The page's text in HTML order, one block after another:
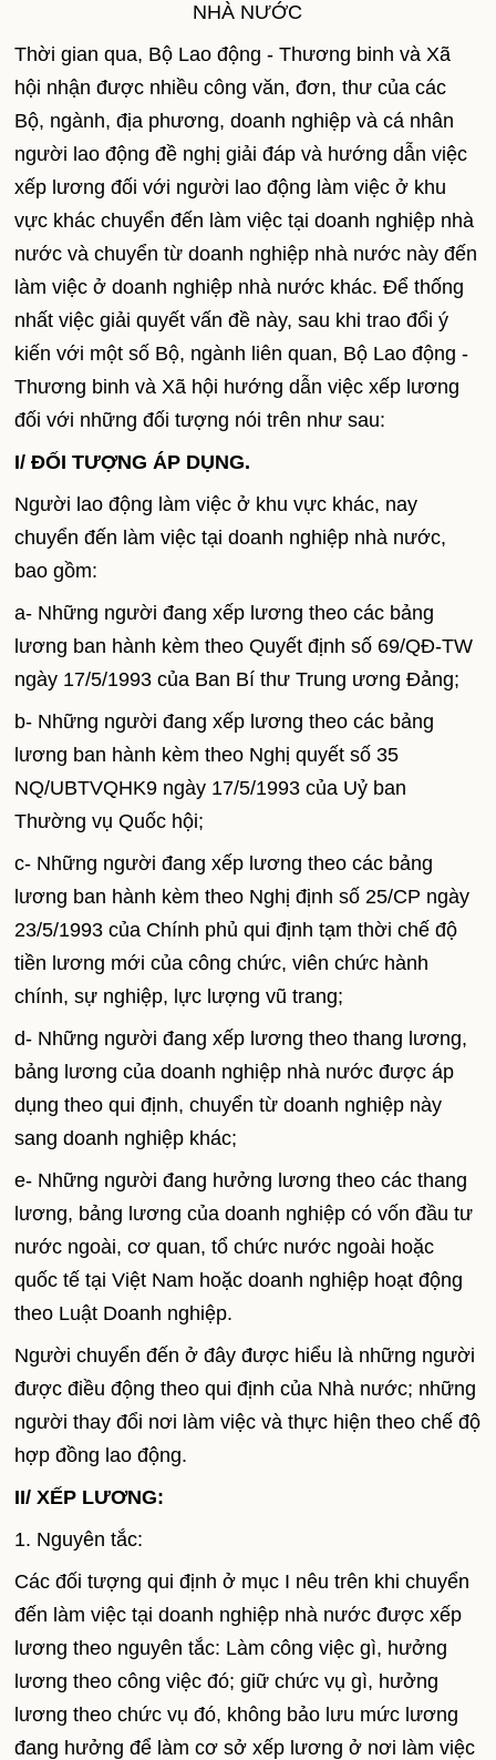
NHÀ NƯỚC
Thời gian qua, Bộ Lao động - Thương binh và Xã
hội nhận được nhiều công văn, đơn, thư của các
Bộ, ngành, địa phương, doanh nghiệp và cá nhân
người lao động đề nghị giải đáp và hướng dẫn việc
xếp lương đối với người lao động làm việc ở khu
vực khác chuyển đến làm việc tại doanh nghiệp nhà
nước và chuyển từ doanh nghiệp nhà nước này đến
làm việc ở doanh nghiệp nhà nước khác. Để thống
nhất việc giải quyết vấn đề này, sau khi trao đổi ý
kiến với một số Bộ, ngành liên quan, Bộ Lao động -
Thương binh và Xã hội hướng dẫn việc xếp lương
đối với những đối tượng nói trên như sau:
I/ ĐỐI TƯỢNG ÁP DỤNG.
Người lao động làm việc ở khu vực khác, nay
chuyển đến làm việc tại doanh nghiệp nhà nước,
bao gồm:
a- Những người đang xếp lương theo các bảng
lương ban hành kèm theo Quyết định số 69/QĐ-TW
ngày 17/5/1993 của Ban Bí thư Trung ương Đảng;
b- Những người đang xếp lương theo các bảng
lương ban hành kèm theo Nghị quyết số 35
NQ/UBTVQHK9 ngày 17/5/1993 của Uỷ ban
Thường vụ Quốc hội;
c- Những người đang xếp lương theo các bảng
lương ban hành kèm theo Nghị định số 25/CP ngày
23/5/1993 của Chính phủ qui định tạm thời chế độ
tiền lương mới của công chức, viên chức hành
chính, sự nghiệp, lực lượng vũ trang;
d- Những người đang xếp lương theo thang lương,
bảng lương của doanh nghiệp nhà nước được áp
dụng theo qui định, chuyển từ doanh nghiệp này
sang doanh nghiệp khác;
e- Những người đang hưởng lương theo các thang
lương, bảng lương của doanh nghiệp có vốn đầu tư
nước ngoài, cơ quan, tổ chức nước ngoài hoặc
quốc tế tại Việt Nam hoặc doanh nghiệp hoạt động
theo Luật Doanh nghiệp.
Người chuyển đến ở đây được hiểu là những người
được điều động theo qui định của Nhà nước; những
người thay đổi nơi làm việc và thực hiện theo chế độ
hợp đồng lao động.
II/ XẾP LƯƠNG:
1. Nguyên tắc:
Các đối tượng qui định ở mục I nêu trên khi chuyển
đến làm việc tại doanh nghiệp nhà nước được xếp
lương theo nguyên tắc: Làm công việc gì, hưởng
lương theo công việc đó; giữ chức vụ gì, hưởng
lương theo chức vụ đó, không bảo lưu mức lương
đang hưởng để làm cơ sở xếp lương ở nơi làm việc